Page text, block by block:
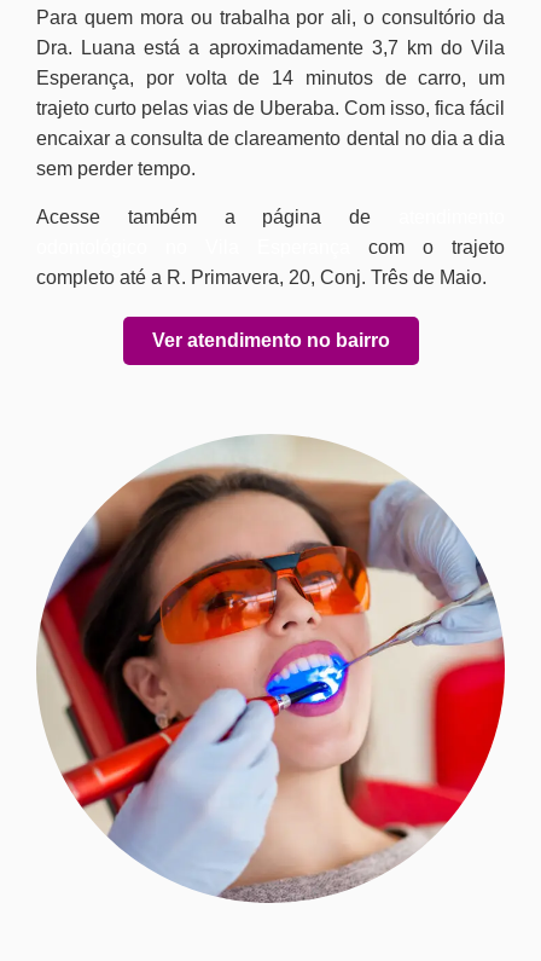
Para quem mora ou trabalha por ali, o consultório da
Dra. Luana está a aproximadamente 3,7 km do Vila
Esperança, por volta de 14 minutos de carro, um
trajeto curto pelas vias de Uberaba. Com isso, fica fácil
encaixar a consulta de clareamento dental no dia a dia
sem perder tempo.
Acesse também a página de
com o trajeto
completo até a R. Primavera, 20, Conj. Três de Maio.
Ver atendimento no bairro